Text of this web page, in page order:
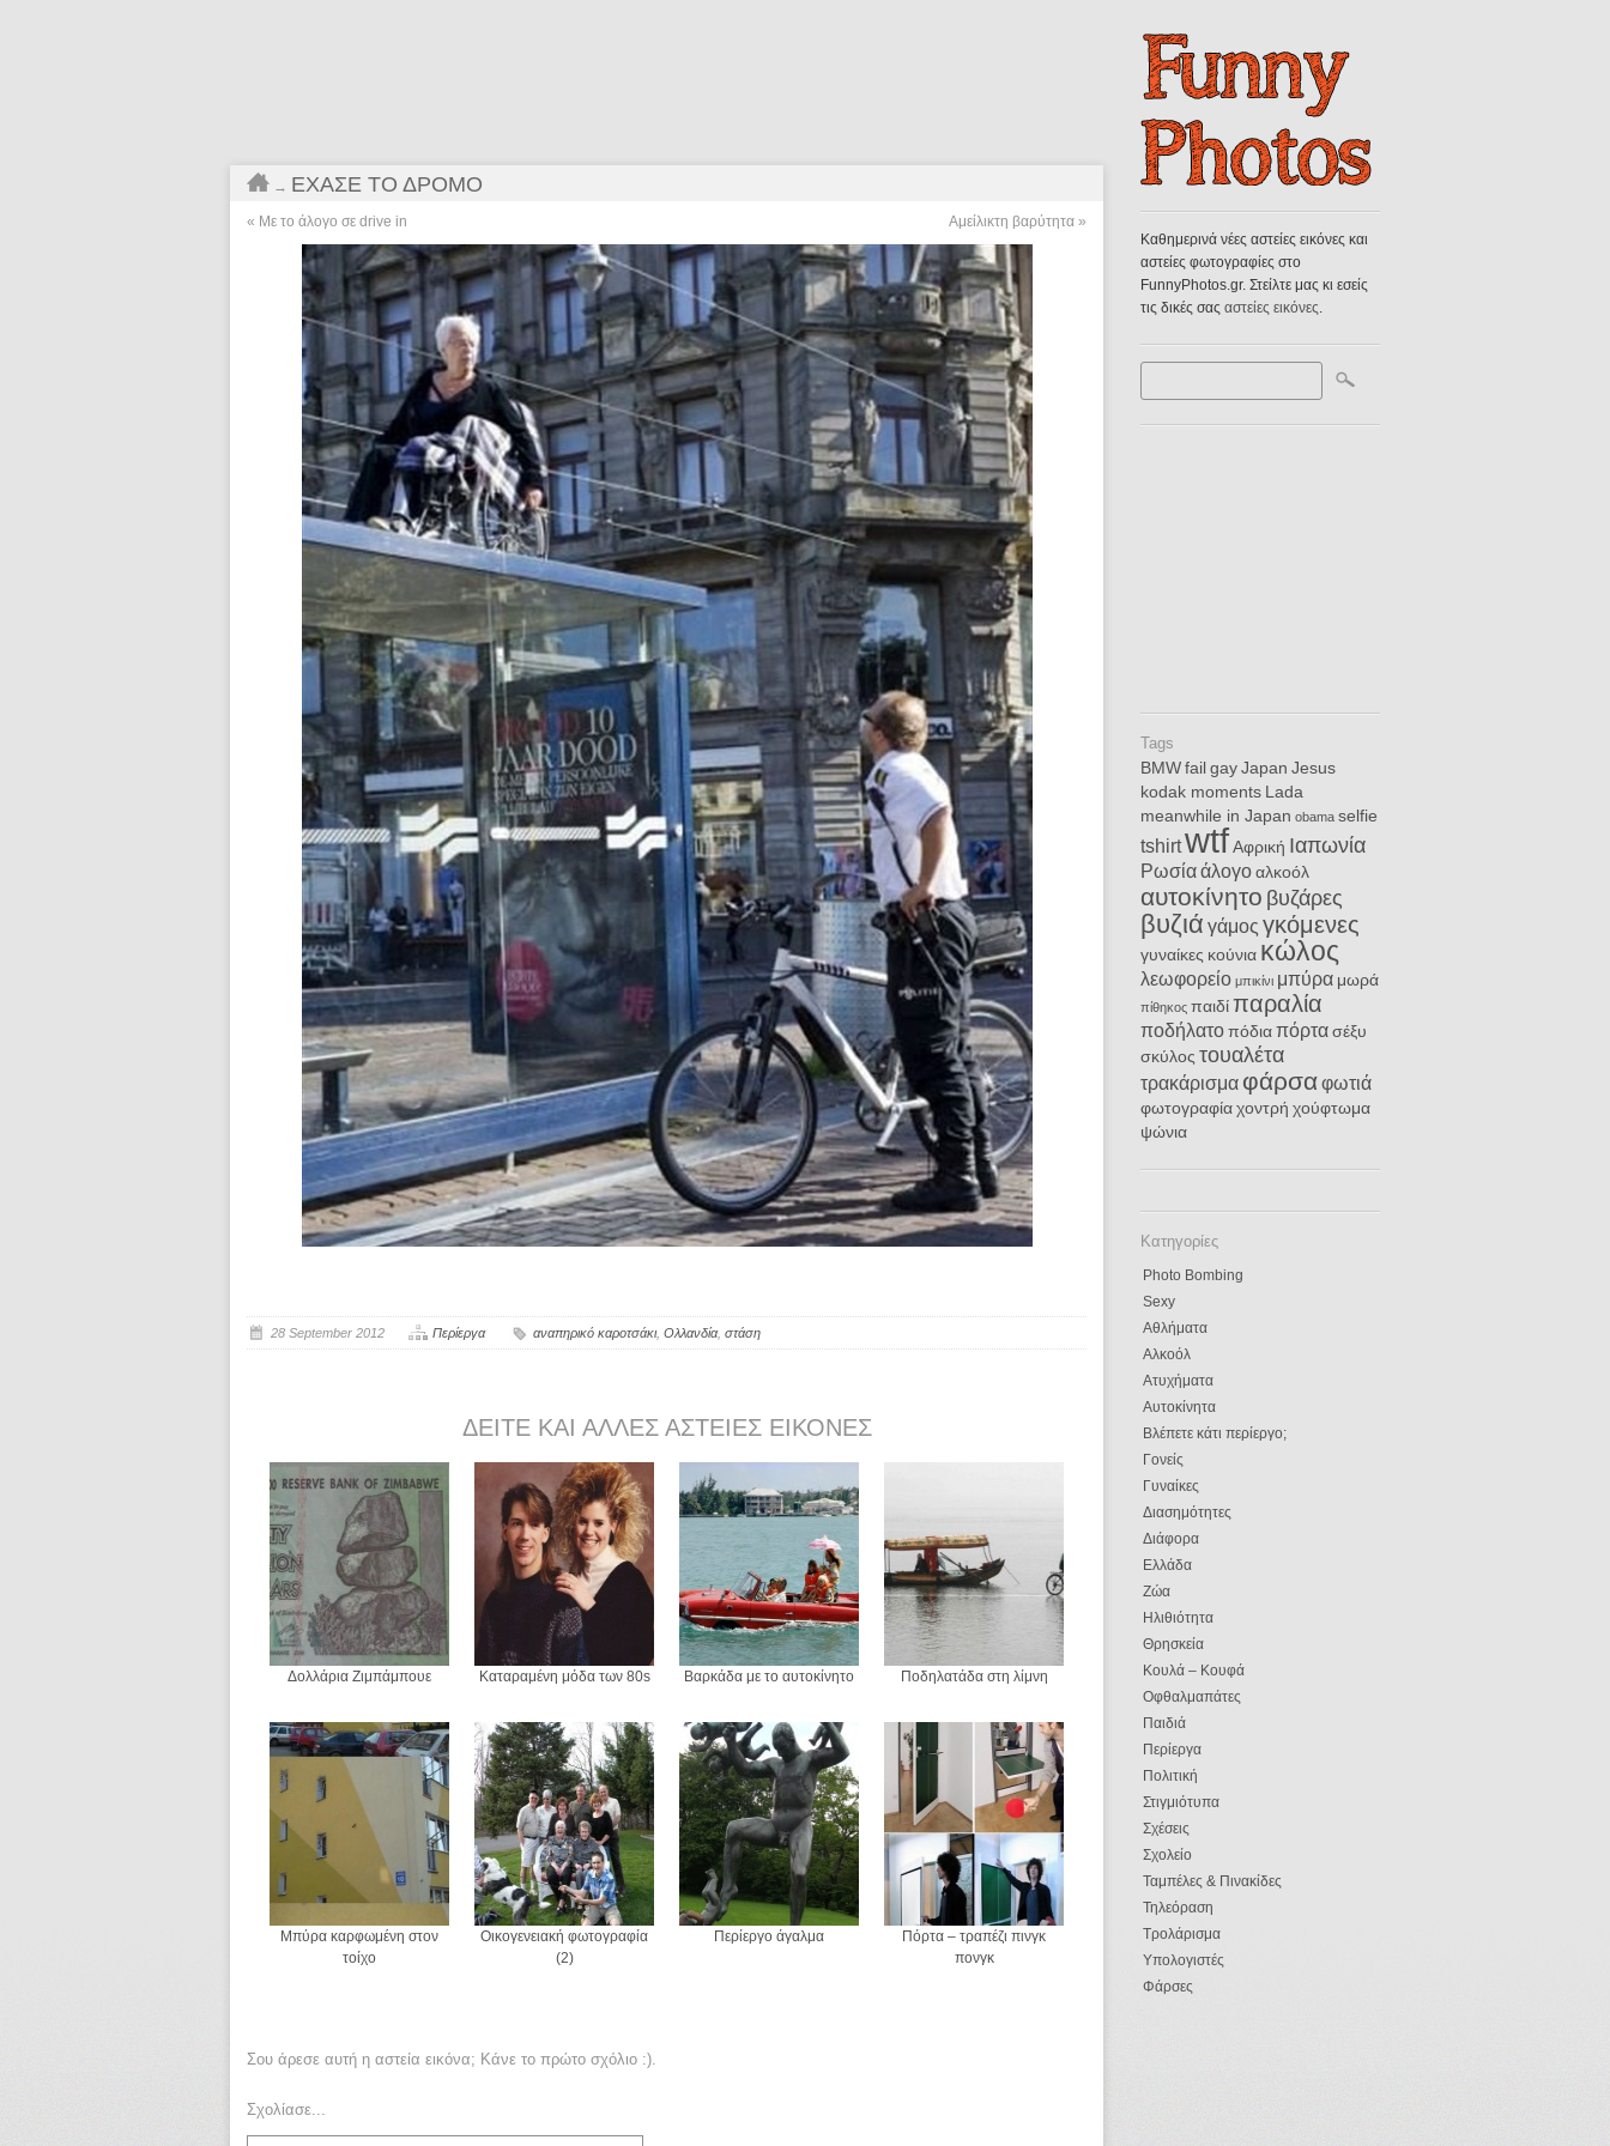
Καθημερινά νέες αστείες εικόνες και
αστείες φωτογραφίες στο
FunnyPhotos.gr. Στείλτε μας κι εσείς
τις δικές σας αστείες εικόνες.
Tags
BMW fail gay Japan Jesus
kodak moments Lada
meanwhile in Japan obama selfie
tshirtwtf Αφρική Ιαπωνία
Ρωσίαάλογο αλκοόλ
αυτοκίνητο βυζάρες
βυζιά γάμος γκόμενες
γυναίκες κούνια κώλος
λεωφορείο μπικίνι μπύρα μωρά
πίθηκος παιδί παραλία
ποδήλατο πόδια πόρτα σέξυ
σκύλος τουαλέτα
τρακάρισμα φάρσαφωτιά
φωτογραφία χοντρή χούφτωμα
ψώνια
Κατηγορίες
Photo Bombing
Sexy
Αθλήματα
Αλκοόλ
Ατυχήματα
Αυτοκίνητα
Βλέπετε κάτι περίεργο;
Γονείς
Γυναίκες
Διασημότητες
Διάφορα
Ελλάδα
Ζώα
Ηλιθιότητα
Θρησκεία
Κουλά – Κουφά
Οφθαλμαπάτες
Παιδιά
Περίεργα
Πολιτική
Στιγμιότυπα
Σχέσεις
Σχολείο
Ταμπέλες & Πινακίδες
Τηλεόραση
Τρολάρισμα
Υπολογιστές
Φάρσες
→ ΈΧΑΣΕ ΤΟ ΔΡΌΜΟ
« Με το άλογο σε drive in Αμείλικτη βαρύτητα »
28 September 2012 Περίεργα αναπηρικό καροτσάκι, Ολλανδία, στάση
ΔΕΊΤΕ ΚΑΙ ΆΛΛΕΣ ΑΣΤΕΊΕΣ ΕΙΚΌΝΕΣ
Δολλάρια Ζιμπάμπουε Καταραμένη μόδα των 80s Βαρκάδα με το αυτοκίνητο Ποδηλατάδα στη λίμνη
Μπύρα καρφωμένη στον
τοίχο
Οικογενειακή φωτογραφία
(2)
Περίεργο άγαλμα
Πόρτα – τραπέζι πινγκ
πονγκ
Σου άρεσε αυτή η αστεία εικόνα; Κάνε το πρώτο σχόλιο :).
Σχολίασε...